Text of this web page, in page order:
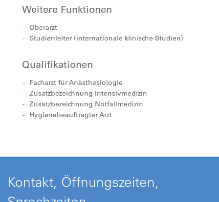
Weitere Funktionen
Oberarzt
Studienleiter (internationale klinische Studien)
Qualifikationen
Facharzt für Anästhesiologie
Zusatzbezeichnung Intensivmedizin
Zusatzbezeichnung Notfallmedizin
Hygienebeauftragter Arzt
Kontakt, Öffnungszeiten,